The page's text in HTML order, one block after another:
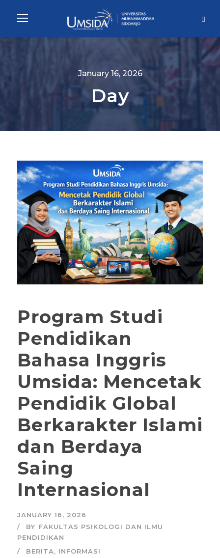
January 16, 2026
Day
Program Studi
Pendidikan
Bahasa Inggris
Umsida: Mencetak
Pendidik Global
Berkarakter Islami
dan Berdaya
Saing
Internasional
JANUARY 16, 2026
BY FAKULTAS PSIKOLOGI DAN ILMU
PENDIDIKAN
BERITA, INFORMASI